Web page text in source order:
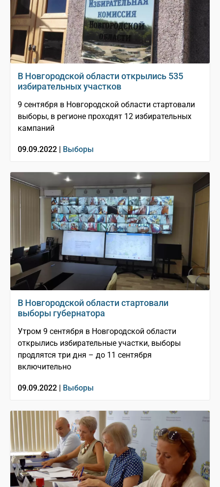
В Новгородской области открылись 535
избирательных участков
9 сентября в Новгородской области стартовали
выборы, в регионе проходят 12 избирательных
кампаний
09.09.2022 | Выборы
В Новгородской области стартовали
выборы губернатора
Утром 9 сентября в Новгородской области
открылись избирательные участки, выборы
продлятся три дня – до 11 сентября
включительно
09.09.2022 | Выборы